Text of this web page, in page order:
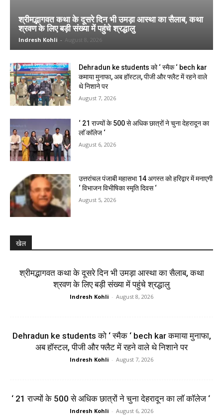
श्रीमद्भागवत कथा के दूसरे दिन भी उमड़ा आस्था का सैलाब, कथा
श्रवण के लिए बड़ी संख्या में पहुंचे श्रद्धालु
Indresh Kohli - August 8, 2026
Dehradun ke students को ‘ स्मैक ‘ bech kar
कमाया मुनाफा, अब हॉस्टल, पीजी और फ्लैट में रहने वाले
थे निशाने पर
August 7, 2026
‘ 21 राज्यों के 500 से अधिक छात्रों ने चुना देहरादून का
लाॅ काॅलेज ‘
August 6, 2026
उत्तरांचल पंजाबी महासभा 14 अगस्त को हरिद्वार में मनाएगी
‘ विभाजन विभीषिका स्मृति दिवस ‘
August 5, 2026
खेल
श्रीमद्भागवत कथा के दूसरे दिन भी उमड़ा आस्था का सैलाब, कथा
श्रवण के लिए बड़ी संख्या में पहुंचे श्रद्धालु
Indresh Kohli - August 8, 2026
Dehradun ke students को ‘ स्मैक ‘ bech kar कमाया मुनाफा,
अब हॉस्टल, पीजी और फ्लैट में रहने वाले थे निशाने पर
Indresh Kohli - August 7, 2026
‘ 21 राज्यों के 500 से अधिक छात्रों ने चुना देहरादून का लाॅ काॅलेज ‘
Indresh Kohli - August 6, 2026